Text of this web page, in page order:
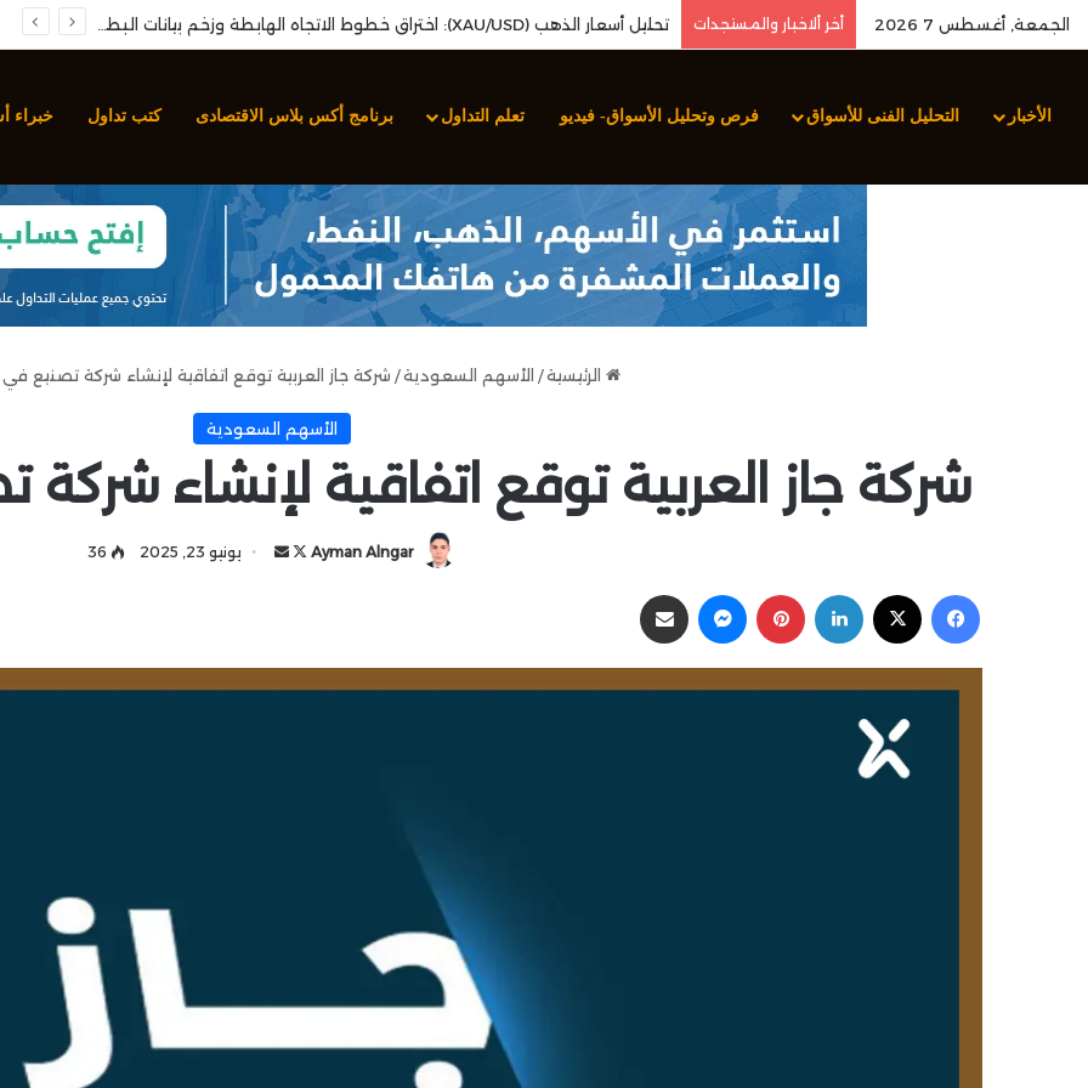
الجمعة, أغسطس 7 2026 أخر ألاخبار والمستجدات تحليل سهم مجموعة صافولا: نمو الأرباح الفصلية وارتكاز فني محوري لإعادة استهداف المقاومات
الأخبار التحليل الفنى للأسواق فرص وتحليل الأسواق- فيديو تعلم التداول برنامج أكس بلاس الاقتصادى كتب تداول خبراء
الرئيسية/ الأسهم السعودية/ شركة جاز العربية توقع اتفاقية لإنشاء شركة تصنيع
الأسهم السعودية
شركة جاز العربية توقع اتفاقية لإنشاء
Ayman Alngar
ت
ع ب
ا
يونيو 23, 2025 36